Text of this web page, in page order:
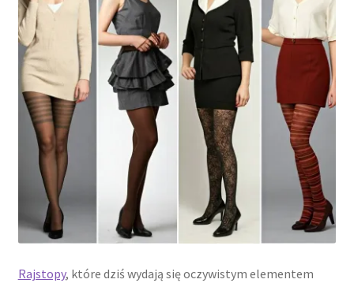
Rajstopy, które dziś wydają się oczywistym elementem